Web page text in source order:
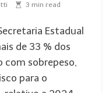
3 min read
Estadual
de 33 % dos
com sobrepeso,
para o